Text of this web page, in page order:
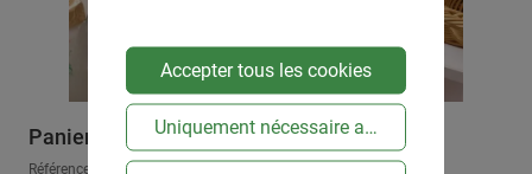
Panier d'étalage "poly"
Référence : 106165
Accepter tous les cookies
Uniquement nécessaire au niveau technique